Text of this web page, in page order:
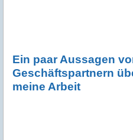
Ein paar Aussagen
Geschäftspartnern
meine Arbeit